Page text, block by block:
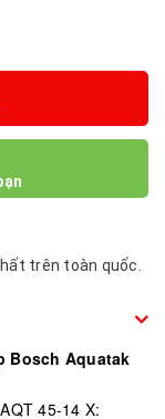
trên toàn quốc.
Bosch Aquatak
45-14 X: